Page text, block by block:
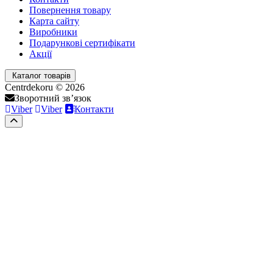
Повернення товару
Карта сайту
Виробники
Подарункові сертифікати
Акції
Каталог товарів
Centrdekoru © 2026
Зворотний зв’язок
Viber
Viber Контакти